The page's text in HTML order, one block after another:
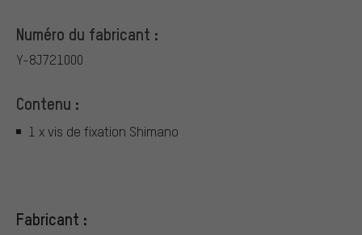
Numéro du fabricant :
Y-8J721000
Contenu :
1 x vis de fixation Shimano
Fabricant :